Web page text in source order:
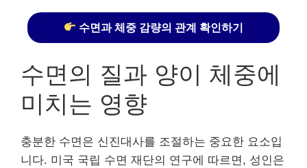
수면과 체중 감량의 관계 확인하기
수면의 질과 양이 체중에
미치는 영향
충분한 수면은 신진대사를 조절하는 중요한 요소입
니다. 미국 국립 수면 재단의 연구에 따르면, 성인은